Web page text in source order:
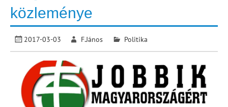
közleménye
2017-03-03 F.János Politika